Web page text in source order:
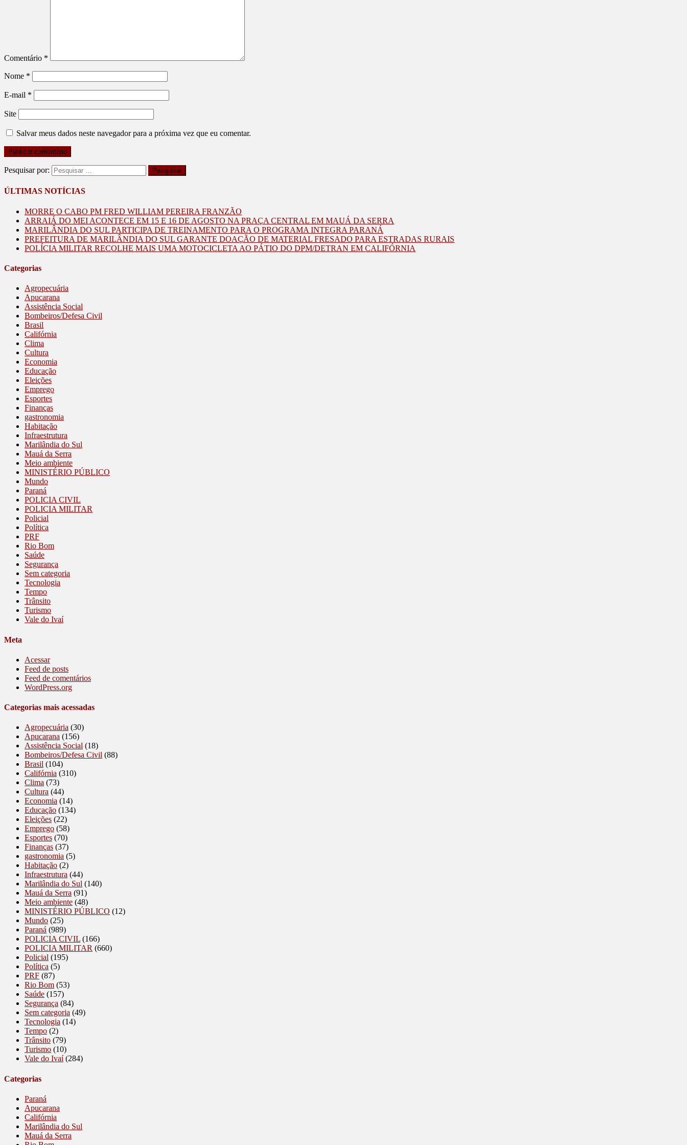
Comentário *
Nome *
E-mail *
Site
Salvar meus dados neste navegador para a próxima vez que eu comentar.
Pesquisar por:
ÚLTIMAS NOTÍCIAS
MORRE O CABO PM FRED WILLIAM PEREIRA FRANZÃO
ARRAIÁ DO MEI ACONTECE EM 15 E 16 DE AGOSTO NA PRAÇA CENTRAL EM MAUÁ DA SERRA
MARILÂNDIA DO SUL PARTICIPA DE TREINAMENTO PARA O PROGRAMA INTEGRA PARANÁ
PREFEITURA DE MARILÂNDIA DO SUL GARANTE DOAÇÃO DE MATERIAL FRESADO PARA ESTRADAS RURAIS
POLÍCIA MILITAR RECOLHE MAIS UMA MOTOCICLETA AO PÁTIO DO DPM/DETRAN EM CALIFÓRNIA
Categorias
Agropecuária
Apucarana
Assistência Social
Bombeiros/Defesa Civil
Brasil
Califórnia
Clima
Cultura
Economia
Educação
Eleições
Emprego
Esportes
Finanças
gastronomia
Habitação
Infraestrutura
Marilândia do Sul
Mauá da Serra
Meio ambiente
MINISTÉRIO PÚBLICO
Mundo
Paraná
POLICIA CIVIL
POLICIA MILITAR
Policial
Política
PRF
Rio Bom
Saúde
Segurança
Sem categoria
Tecnologia
Tempo
Trânsito
Turismo
Vale do Ivaí
Meta
Acessar
Feed de posts
Feed de comentários
WordPress.org
Categorias mais acessadas
Agropecuária (30)
Apucarana (156)
Assistência Social (18)
Bombeiros/Defesa Civil (88)
Brasil (104)
Califórnia (310)
Clima (73)
Cultura (44)
Economia (14)
Educação (134)
Eleições (22)
Emprego (58)
Esportes (70)
Finanças (37)
gastronomia (5)
Habitação (2)
Infraestrutura (44)
Marilândia do Sul (140)
Mauá da Serra (91)
Meio ambiente (48)
MINISTÉRIO PÚBLICO (12)
Mundo (25)
Paraná (989)
POLICIA CIVIL (166)
POLICIA MILITAR (660)
Policial (195)
Política (5)
PRF (87)
Rio Bom (53)
Saúde (157)
Segurança (84)
Sem categoria (49)
Tecnologia (14)
Tempo (2)
Trânsito (79)
Turismo (10)
Vale do Ivaí(284)
Categorias
Paraná
Apucarana
Califórnia
Marilândia do Sul
Mauá da Serra